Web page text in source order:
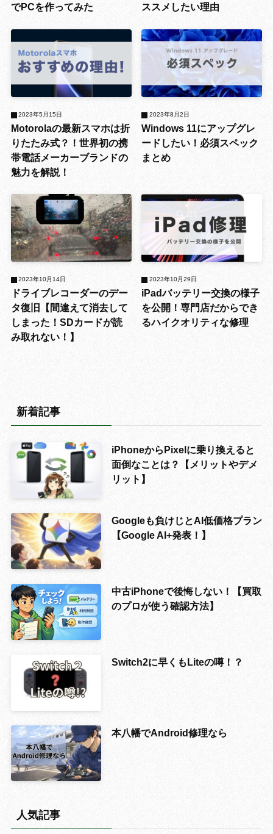
でPCを作ってみた
ススメしたい理由
Motorolaの最新スマホは折
りたたみ式？！世界初の携
帯電話メーカーブランドの
魅力を解説！
2023年5月15日
Windows 11にアップグレ
ードしたい！必須スペック
まとめ
2023年8月2日
ドライブレコーダーのデー
タ復旧【間違えて消去して
しまった！SDカードが読
み取れない！】
2023年10月14日
iPadバッテリー交換の様子
を公開！専門店だからでき
るハイクオリティな修理
2023年10月29日
新着記事
iPhoneからPixelに乗り換えると
面倒なことは？【メリットやデメ
リット】
Googleも負けじとAI低価格プラン
【Google AI+発表！】
中古iPhoneで後悔しない！【買取
のプロが使う確認方法】
Switch2に早くもLiteの噂！？
本八幡でAndroid修理なら
人気記事